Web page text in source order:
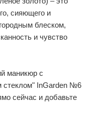
сияющего и
блеском,
и чувство
маникюр с
стеклом" InGarden №6
сейчас и добавьте